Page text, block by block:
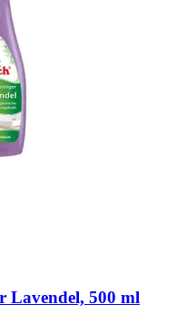
Lavendel, 500 ml